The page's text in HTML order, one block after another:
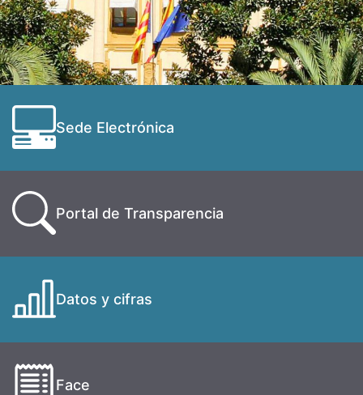
Sede Electrónica
Portal de Transparencia
Datos y cifras
Face